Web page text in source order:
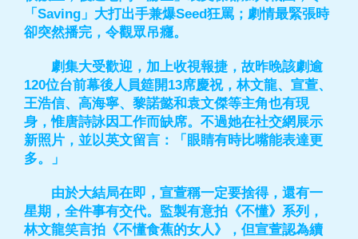
「Saving」大打出手兼爆Seed狂罵；劇情最緊張時
卻突然播完，令觀眾吊癮。
劇集大受歡迎，加上收視報捷，故昨晚該劇逾
120位台前幕後人員筵開13席慶祝，林文龍、宣萱、
王浩信、高海寧、黎諾懿和袁文傑等主角也有現
身，惟唐詩詠因工作而缺席。不過她在社交網展示
新照片，並以英文留言：「眼睛有時比嘴能表達更
多。」
由於大結局在即，宣萱稱一定要捨得，還有一
星期，全件事有交代。監製有意拍《不懂》系列，
林文龍笑言拍《不懂食蕉的女人》，但宣萱認為續